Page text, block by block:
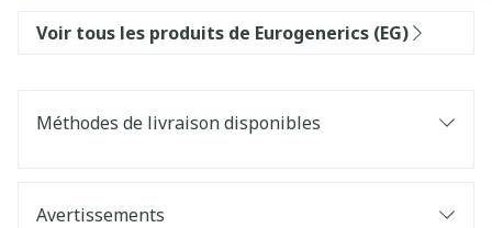
Voir tous les produits de Eurogenerics (EG)
Méthodes de livraison disponibles
Avertissements